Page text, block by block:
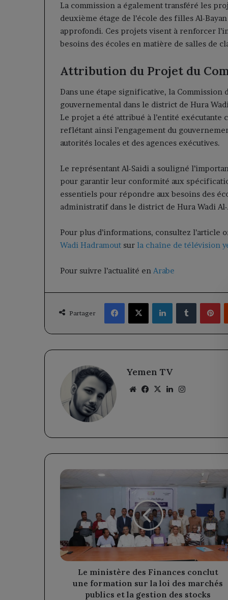
La commission a également transféré les
deuxième étage de l’école des filles Al-
approfondi. Ces projets visent à renforcer
besoins des écoles en matière de salles de
Attribution du Projet du
Dans une étape significative, la Commission
gouvernemental dans le district de Hura
Le projet a été attribué à l’entité exécutante
reflétant ainsi l’engagement du
autorités locales et des agences exécutives.
Le représentant Al-Saidi a souligné
pour garantir leur conformité aux
essentiels pour répondre aux besoins des
administratif dans le district de Hura Wadi
Pour plus d’informations, consultez l’article
Wadi Hadramout sur la chaîne de télévision
Pour suivre l’actualité en Arabe
Partager
Facebook
X LinkedinTumblr
Yemen TV
WebsiteFacebook
X Linkedin
Le
conclut
formation
sur
la
marchés
Le ministère des Finances conclut
une formation sur la loi des marchés
publics et la gestion des stocks